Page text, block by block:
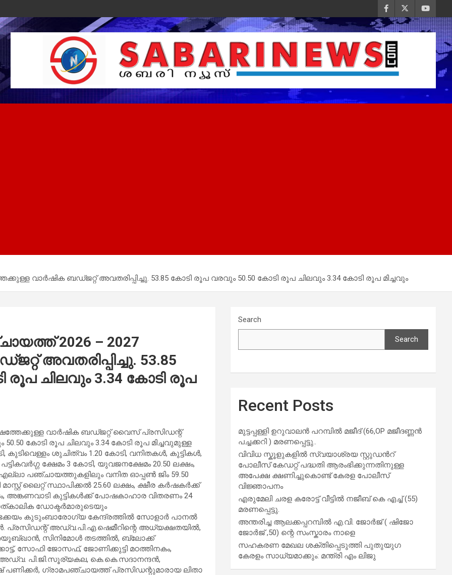
വാർഷിക ബഡ്ജറ്റ് അവതരിപ്പിച്ചു. 53.85 കോടി രൂപ വരവും 50.50 കോടി രൂപ ചിലവും 3.34 കോടി രൂപ മിച്ചവും
2026 – 2027
അവതരിപ്പിച്ചു. 53.85
രൂപ ചിലവും 3.34 കോടി രൂപ
വാർഷിക ബഡ്ജറ്റ് വൈസ് പ്രസിഡന്റ്
കോടി രൂപ ചിലവും 3.34 കോടി രൂപ മിച്ചവുമുള്ള
കുടിവെള്ളം ശുചിത്വം 1.20 കോടി, വനിതകൾ, കുട്ടികൾ,
ക്ഷേമം 3 കോടി, യുവജനക്ഷേമം 20.50 ലക്ഷം,
പഞ്ചായത്തുകളിലും വനിത ഓപ്പൺ ജിം 59.50
ലൈറ്റ് സ്ഥാപിക്കൽ 25.60 ലക്ഷം, ക്ഷീര കർഷകർക്ക്
അങ്കണവാടി കുട്ടികൾക്ക് പോഷകാഹാര വിതരണം 24
ഡോക്ടർമാരുടെയും
കുടുംബാരോഗ്യ കേന്ദ്രത്തിൽ സോളാർ പാനൽ
പ്രസിഡന്റ് അഡ്വ.പി.എ.ഷെമീറിന്റെ അധ്യക്ഷതയിൽ,
അയൂബ്ഖാൻ, സിനിമോൾ തടത്തിൽ, ബ്ലോക്ക്
സോഫി ജോസഫ്, ജോണിക്കുട്ടി മഠത്തിനകം,
പി.ജി.സൂര്യകല, കെ.കെ.സദാനന്ദൻ,
പണിക്കർ, ഗ്രാമപഞ്ചായത്ത് പ്രസിഡന്റുമാരായ ലിതാ
Search
Search
Recent Posts
മുട്ടപ്പള്ളി ഉറുവാലൻ പറമ്പിൽ മജീദ് (66,OP മജീദണ്ണൻ
പച്ചക്കറി ) മരണപ്പെട്ടു..
വിവിധ സ്കൂളുകളില്‍ സ്വയാശ്രയ സ്റ്റുഡന്‍റ്
പോലീസ് കേഡറ്റ് പദ്ധതി ആരംഭിക്കുന്നതിനുള്ള
അപേക്ഷ ക്ഷണിച്ചുകൊണ്ട് കേരള പോലീസ്
വിജ്ഞാപനം
എരുമേലി ചരള കരോട്ട് വീട്ടിൽ നജീബ് കെ എച്ച് (55)
മരണപ്പെട്ടു.
അന്തരിച്ച ആ​ല​ക്ക​പ്പ​റമ്പിൽ​ എ.​വി. ജോ​ർ​ജ് ( ഷിജോ
ജോർജ് ,50) ന്റെ സംസ്കാരം നാളെ
സഹകരണ മേഖല ശക്തിപ്പെടുത്തി പുതുയുഗ
കേരളം സാധ്യമാക്കും: മന്ത്രി എം ലിജു